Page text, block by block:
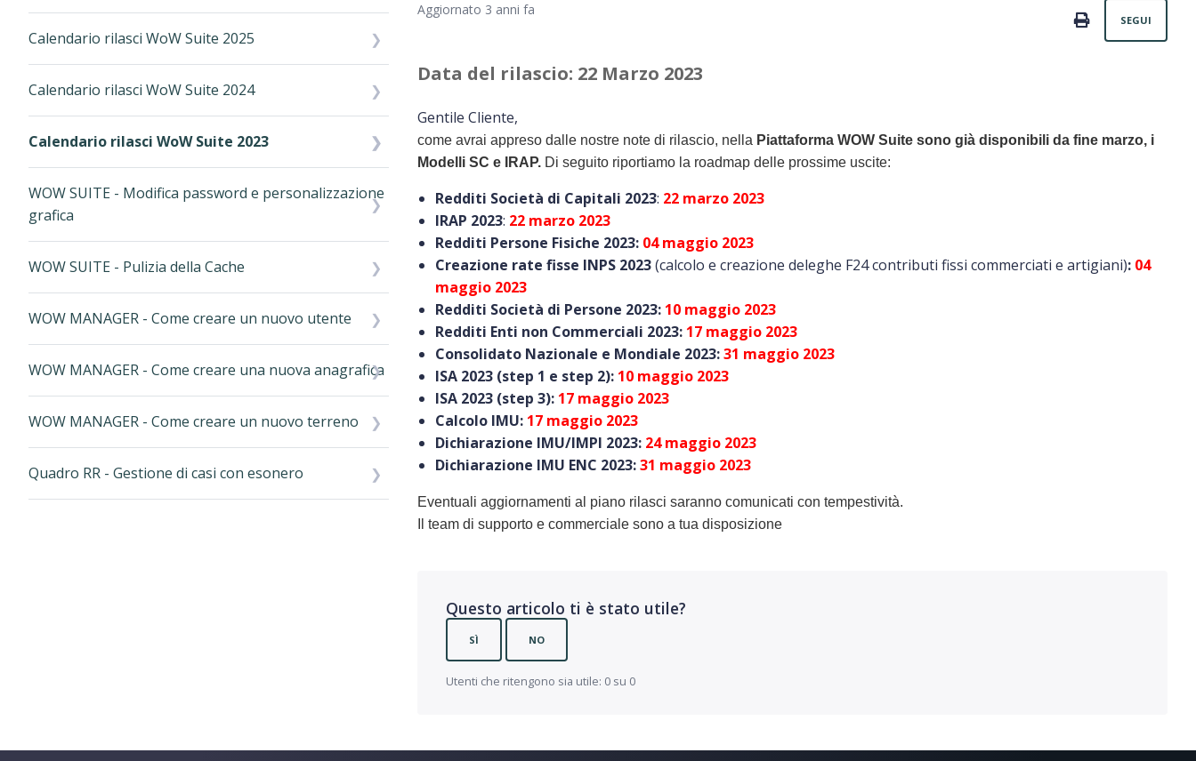
Calendario rilasci WoW Suite 2025
Calendario rilasci WoW Suite 2024
Calendario rilasci WoW Suite 2023
WOW SUITE - Modifica password e personalizzazione
grafica
WOW SUITE - Pulizia della Cache
WOW MANAGER - Come creare un nuovo utente
WOW MANAGER - Come creare una nuova anagrafica
WOW MANAGER - Come creare un nuovo terreno
Quadro RR - Gestione di casi con esonero
Aggiornato 3 anni fa PRINT
SEGUI
Data del rilascio: 22 Marzo 2023
Gentile Cliente,
come avrai appreso dalle nostre note di rilascio, nella Piattaforma WOW Suite sono già disponibili da fine marzo, i
Modelli SC e IRAP. Di seguito riportiamo la roadmap delle prossime uscite:
Redditi Società di Capitali 2023: 22 marzo 2023
IRAP 2023: 22 marzo 2023
Redditi Persone Fisiche 2023: 04 maggio 2023
Creazione rate fisse INPS 2023(calcolo e creazione deleghe F24 contributi fissi commerciati e artigiani): 04
maggio 2023
Redditi Società di Persone 2023: 10 maggio 2023
Redditi Enti non Commerciali 2023: 17 maggio 2023
Consolidato Nazionale e Mondiale 2023:31 maggio 2023
ISA 2023 (step 1 e step 2): 10 maggio 2023
ISA 2023 (step 3): 17 maggio 2023
Calcolo IMU: 17 maggio 2023
Dichiarazione IMU/IMPI 2023: 24 maggio 2023
Dichiarazione IMU ENC 2023:31 maggio 2023
Eventuali aggiornamenti al piano rilasci saranno comunicati con tempestività.
Il team di supporto e commerciale sono a tua disposizione
Questo articolo ti è stato utile?
SÌ NO
Utenti che ritengono sia utile: 0 su 0